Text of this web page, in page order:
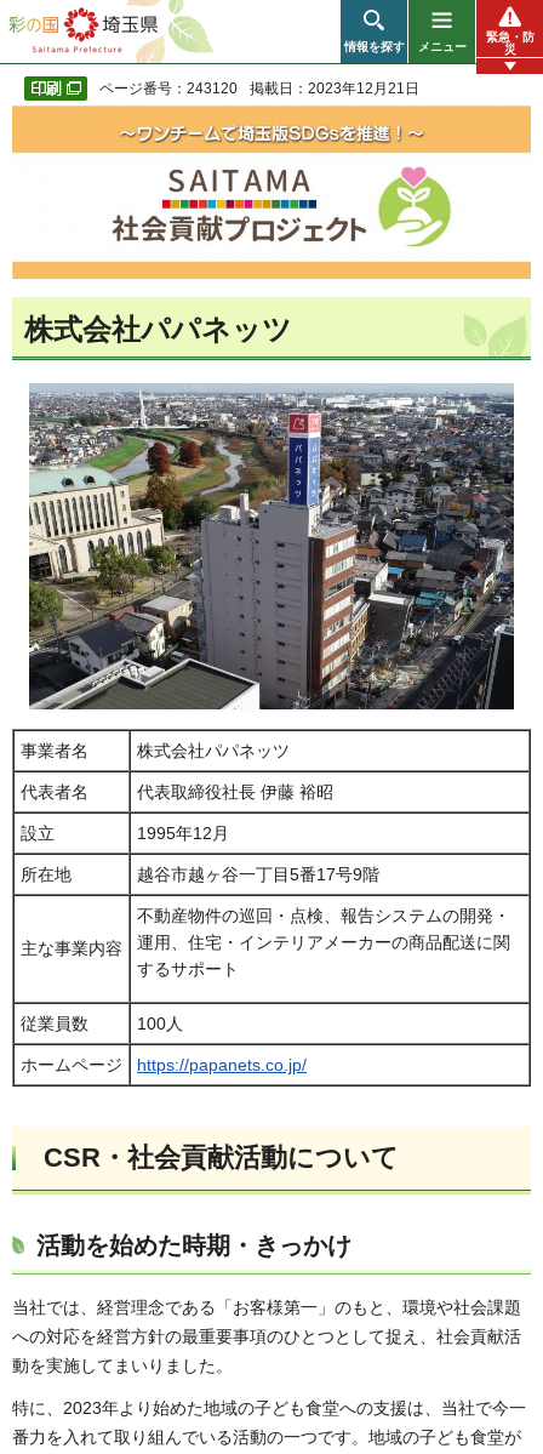
彩の国 埼玉県
情報を探す メニュー
緊急・防
災
ページ番号：243120 掲載日：2023年12月21日
株式会社パパネッツ
事業者名 株式会社パパネッツ
代表者名 代表取締役社長 伊藤 裕昭
設立 1995年12月
所在地 越谷市越ヶ谷一丁目5番17号9階
主な事業内容
不動産物件の巡回・点検、報告システムの開発・
運用、住宅・インテリアメーカーの商品配送に関
するサポート
従業員数 100人
ホームページ https://papanets.co.jp/
CSR・社会貢献活動について
活動を始めた時期・きっかけ
当社では、経営理念である「お客様第一」のもと、環境や社会課題
への対応を経営方針の最重要事項のひとつとして捉え、社会貢献活
動を実施してまいりました。
特に、2023年より始めた地域の子ども食堂への支援は、当社で今一
番力を入れて取り組んでいる活動の一つです。地域の子ども食堂が